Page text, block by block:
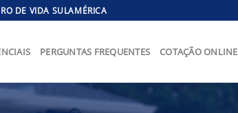
DE VIDA SULAMÉRICA
PERGUNTAS FREQUENTES COTAÇÃO ONLINE